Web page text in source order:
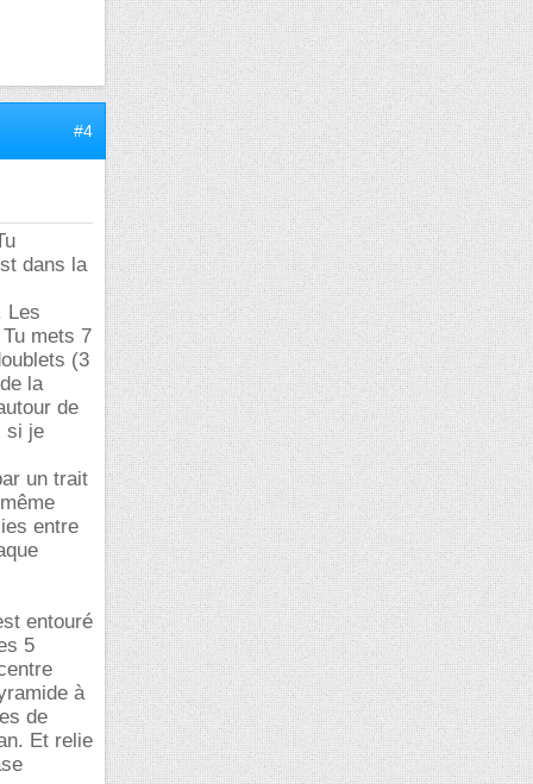
#4
dans la
Les
mets 7
(3
la
de
si je
un trait
entre
entouré
5
à
de
Et relie